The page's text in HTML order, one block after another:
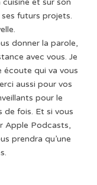
et sur son
futurs projets.
donner la parole,
avec vous. Je
écoute qui va vous
aussi pour vos
pour le
de fois. Et si vous
Apple Podcasts,
prendra qu’une